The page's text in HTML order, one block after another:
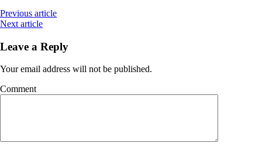
Previous article
Next article
Leave a Reply
Your email address will not be published.
Comment